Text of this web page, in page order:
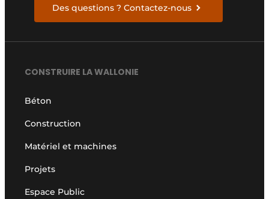
Des questions ? Contactez-nous
CONSTRUIRE LA WALLONIE
Béton
Construction
Matériel et machines
Projets
Espace Public